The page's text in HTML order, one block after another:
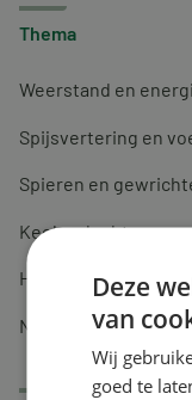
Thema
Weerstand en
Spijsvertering en
Spieren en
Keel en luchtwegen
Huidverzorging
Nachtrust
Deze
van
Wij
goed te